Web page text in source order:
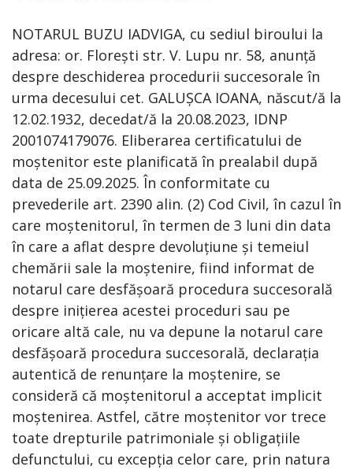
NOTARUL BUZU IADVIGA, cu sediul biroului la
adresa: or. Florești str. V. Lupu nr. 58, anunță
despre deschiderea procedurii succesorale în
urma decesului cet. GALUȘCA IOANA, născut/ă la
12.02.1932, decedat/ă la 20.08.2023, IDNP
2001074179076. Eliberarea certificatului de
moștenitor este planificată în prealabil după
data de 25.09.2025. În conformitate cu
prevederile art. 2390 alin. (2) Cod Civil, în cazul în
care moștenitorul, în termen de 3 luni din data
în care a aflat despre devoluțiune și temeiul
chemării sale la moștenire, fiind informat de
notarul care desfășoară procedura succesorală
despre inițierea acestei proceduri sau pe
oricare altă cale, nu va depune la notarul care
desfășoară procedura succesorală, declarația
autentică de renunțare la moștenire, se
consideră că moștenitorul a acceptat implicit
moștenirea. Astfel, către moștenitor vor trece
toate drepturile patrimoniale și obligațiile
defunctului, cu excepția celor care, prin natura